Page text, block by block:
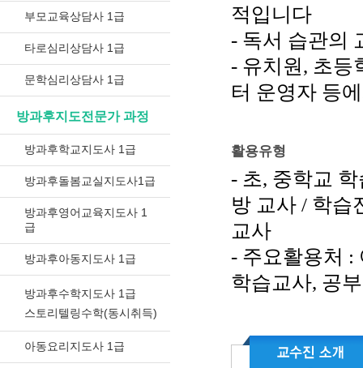
부모교육상담사 1급
타로심리상담사 1급
문학심리상담사 1급
방과후지도전문가 과정
방과후학교지도사 1급
방과후돌봄교실지도사1급
방과후영어교육지도사 1
급
방과후아동지도사 1급
방과후수학지도사 1급
스토리텔링수학(동시취득)
아동요리지도사 1급
적입니다
- 독서 습관의
- 유치원, 초등
터 운영자 등
활용유형
- 초, 중학교
방 교사 / 학습
교사
- 주요활용처 :
학습교사, 공